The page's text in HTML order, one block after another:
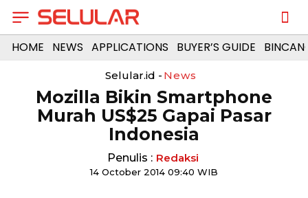
HOME NEWS APPLICATIONS BUYER’S GUIDE
Selular.id - News
Mozilla Bikin Smartphone
Murah US$25 Gapai Pasar
Indonesia
Penulis : Redaksi
14 October 2014 09:40 WIB